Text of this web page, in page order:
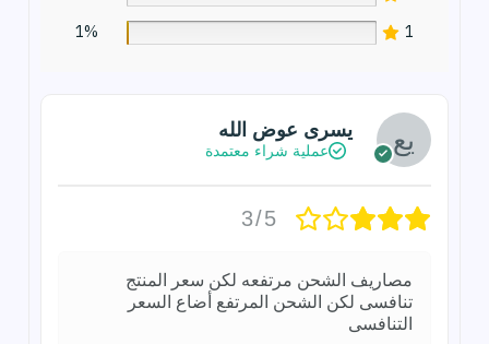
1
1%
يسرى عوض الله
عملية شراء معتمدة
3/5
مصاريف الشحن مرتفعه لكن سعر المنتج
تنافسى لكن الشحن المرتفع أضاع السعر
التنافسى